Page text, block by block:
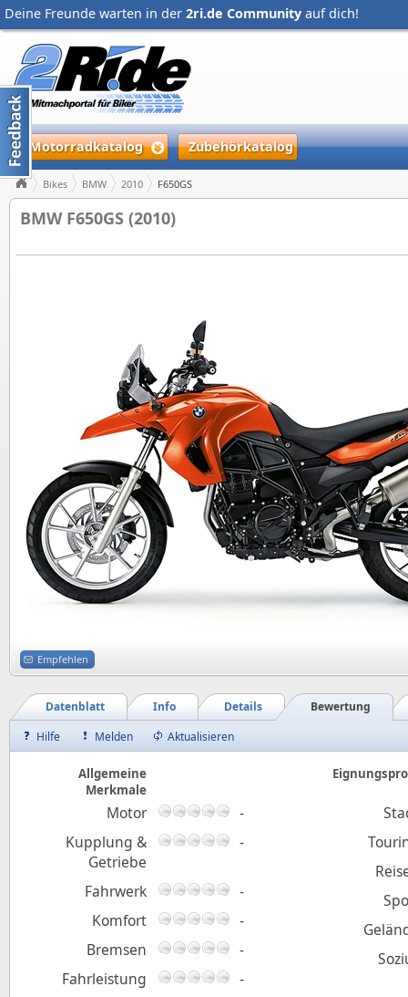
Deine Freunde warten in der 2ri.de Community auf dich!
Motorradkatalog Zubehörkatalog
Bikes BMW 2010 F650GS
BMW F650GS (2010)
Empfehlen
Bewertung
Details
Info
Datenblatt
Hilfe
Melden Aktualisieren
Allgemeine
Merkmale
Motor
-
Kupplung &
Getriebe
-
Fahrwerk
-
Komfort
-
Bremsen
-
Fahrleistung
-